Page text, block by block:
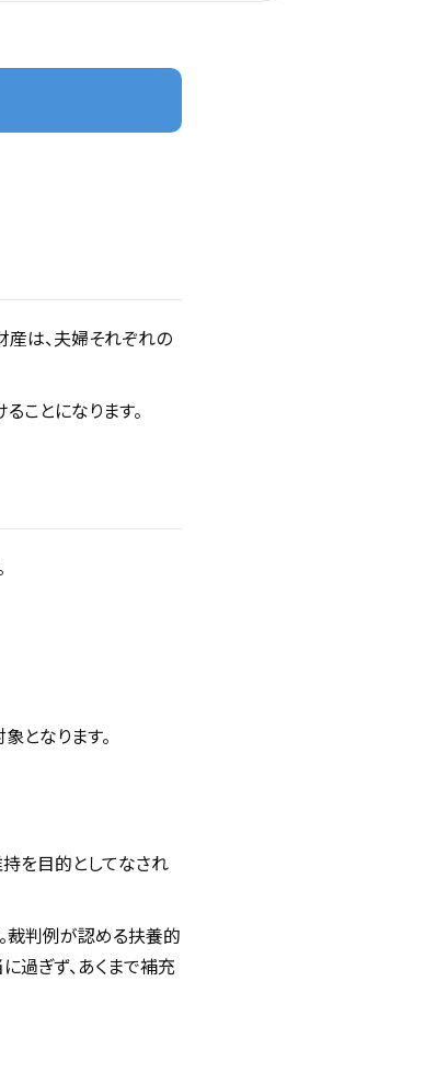
は、夫婦それぞれの
ことになります。
となります。
を目的としてなされ
裁判例が認める扶養的
過ぎず、あくまで補充